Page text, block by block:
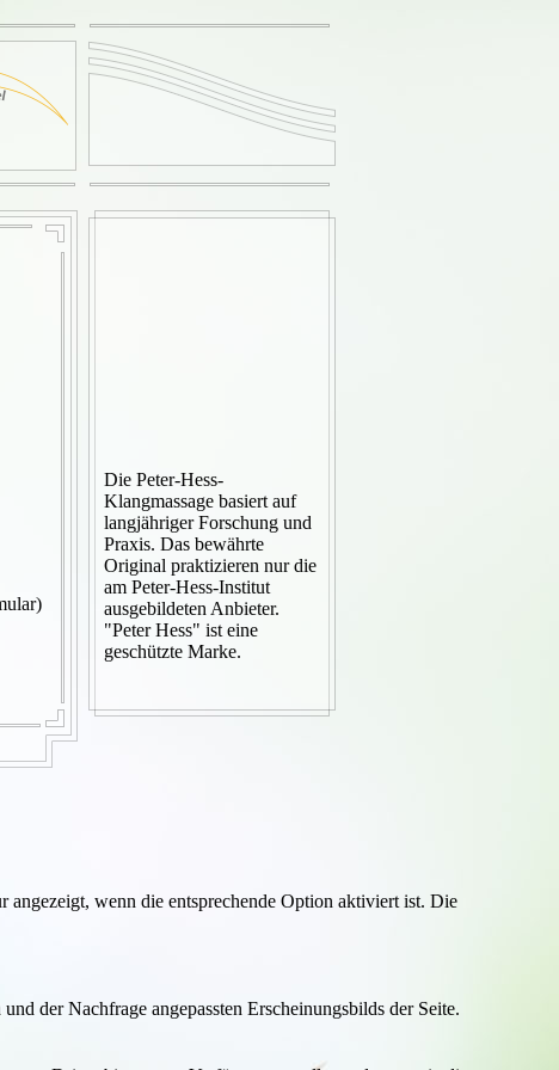
Die Peter-Hess-
Klangmassage basiert auf
langjähriger Forschung und
Praxis. Das bewährte
Original praktizieren nur die
am Peter-Hess-Institut
ausgebildeten Anbieter.
"Peter Hess" ist eine
geschützte Marke.
wenn die entsprechende Option aktiviert ist. Die
der Nachfrage angepassten Erscheinungsbilds der Seite.